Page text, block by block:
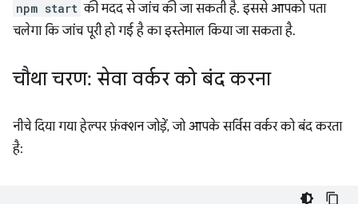
npm start की मदद से जांच की जा सकती है. इससे आपको पता
चलेगा कि जांच पूरी हो गई है का इस्तेमाल किया जा सकता है.
चौथा चरण: सेवा वर्कर को बंद करना
नीचे दिया गया हेल्पर फ़ंक्शन जोड़ें, जो आपके सर्विस वर्कर को बंद करता
है: